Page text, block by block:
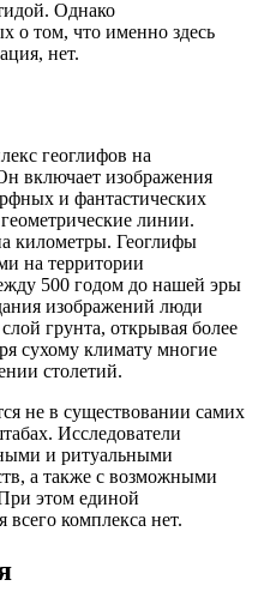
Однако
о том, что именно здесь
нет.
геоглифов на
включает изображения
и фантастических
линии.
километры. Геоглифы
на территории
500 годом до нашей эры
изображений люди
грунта, открывая более
сухому климату многие
столетий.
не в существовании самих
Исследователи
и ритуальными
а также с возможными
этом единой
комплекса нет.